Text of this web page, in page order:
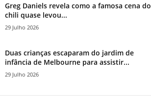
Greg Daniels revela como a famosa cena do
chili quase levou...
29 Julho 2026
Duas crianças escaparam do jardim de
infância de Melbourne para assistir...
29 Julho 2026